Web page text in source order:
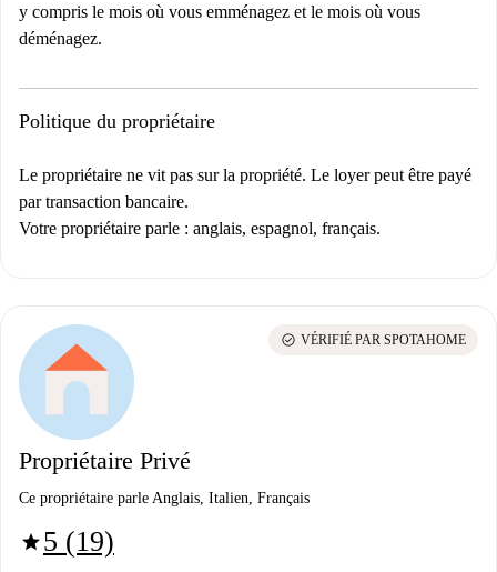
y compris le mois où vous emménagez et le mois où vous
déménagez.
Politique du propriétaire
Le propriétaire ne vit pas sur la propriété. Le loyer peut être payé
par transaction bancaire.
Votre propriétaire parle : anglais, espagnol, français.
Propriétaire Privé
Ce propriétaire parle Anglais, Italien, Français
star5 (19)
check_circle VÉRIFIÉ PAR SPOTAHOME